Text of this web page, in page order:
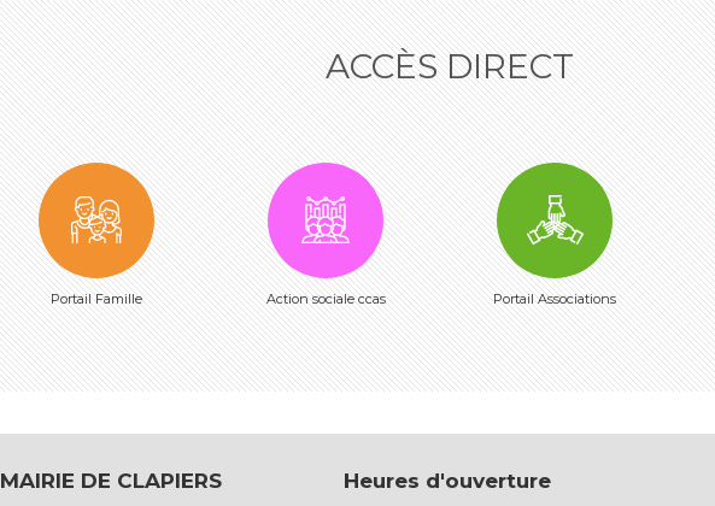
ACCÈS DIRECT
Portail Famille Action sociale ccas Portail Associations
MAIRIE DE CLAPIERS Heures d'ouverture